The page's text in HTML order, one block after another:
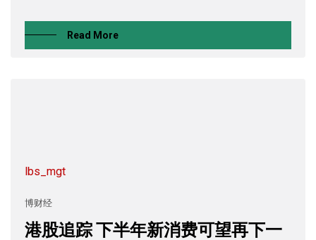
Read More
lbs_mgt
博财经
港股追踪 下半年新消费可望再下一